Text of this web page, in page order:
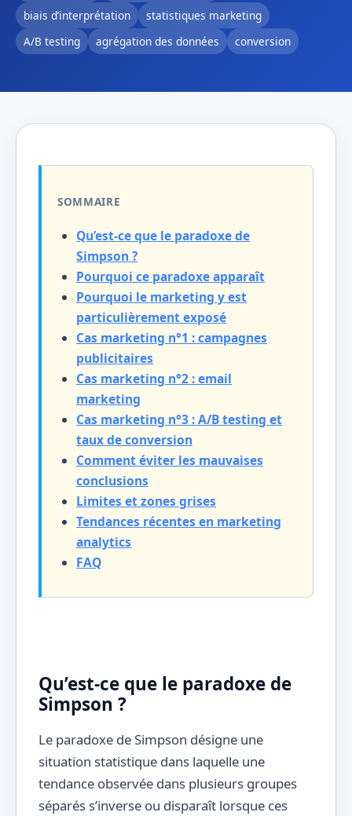
biais d’interprétation
statistiques marketing
A/B testing
agrégation des données conversion
SOMMAIRE
Qu’est-ce que le paradoxe de
Simpson ?
Pourquoi ce paradoxe apparaît
Pourquoi le marketing y est
particulièrement exposé
Cas marketing n°1 : campagnes
publicitaires
Cas marketing n°2 : email
marketing
Cas marketing n°3 : A/B testing et
taux de conversion
Comment éviter les mauvaises
conclusions
Limites et zones grises
Tendances récentes en marketing
analytics
FAQ
Qu’est-ce que le paradoxe de
Simpson ?
Le paradoxe de Simpson désigne une
situation statistique dans laquelle une
tendance observée dans plusieurs groupes
séparés s’inverse ou disparaît lorsque ces